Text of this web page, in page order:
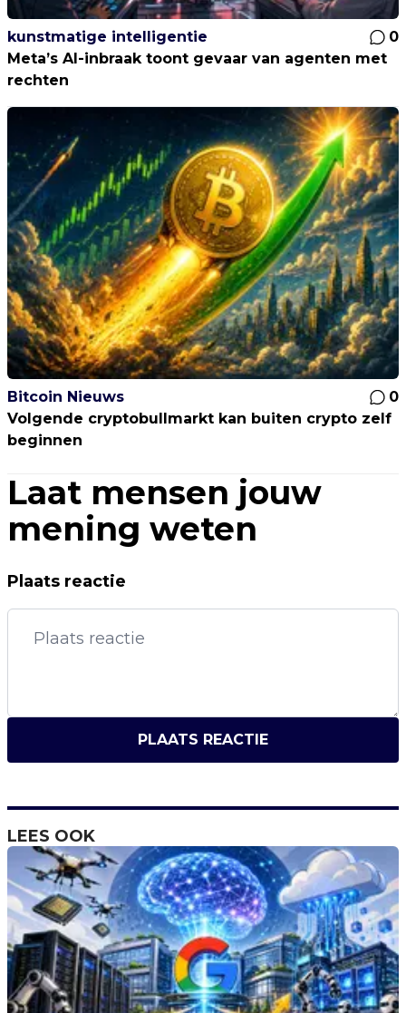
kunstmatige intelligentie
0
Meta’s AI-inbraak toont gevaar van agenten met
rechten
Bitcoin Nieuws
0
Volgende cryptobullmarkt kan buiten crypto zelf
beginnen
Laat mensen jouw
mening weten
Plaats reactie
PLAATS REACTIE
LEES OOK